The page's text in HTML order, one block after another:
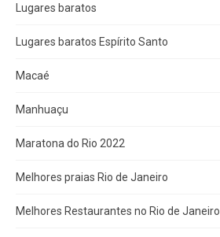
Lugares baratos
Lugares baratos Espírito Santo
Macaé
Manhuaçu
Maratona do Rio 2022
Melhores praias Rio de Janeiro
Melhores Restaurantes no Rio de Janeiro